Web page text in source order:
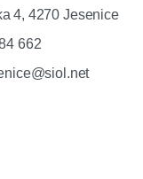
4, 4270 Jesenice
662